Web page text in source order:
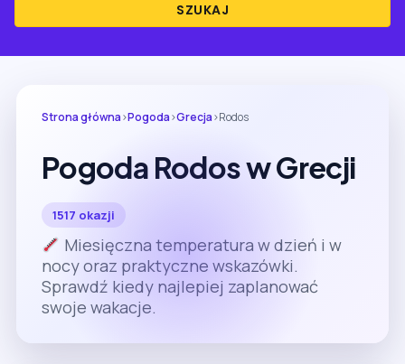
SZUKAJ
Strona główna›Pogoda›Grecja›Rodos
Pogoda Rodos w Grecji
1517 okazji
Miesięczna temperatura w dzień i w
nocy oraz praktyczne wskazówki.
Sprawdź kiedy najlepiej zaplanować
swoje wakacje.